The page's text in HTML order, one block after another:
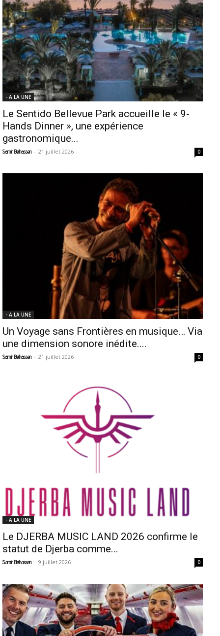
- A LA UNE
Le Sentido Bellevue Park accueille le « 9-
Hands Dinner », une expérience
gastronomique...
Samir Belhassen - 21 juillet 2026 0
- A LA UNE
Un Voyage sans Frontières en musique… Via
une dimension sonore inédite....
Samir Belhassen - 21 juillet 2026 0
- A LA UNE
Le DJERBA MUSIC LAND 2026 confirme le
statut de Djerba comme...
Samir Belhassen - 9 juillet 2026 0